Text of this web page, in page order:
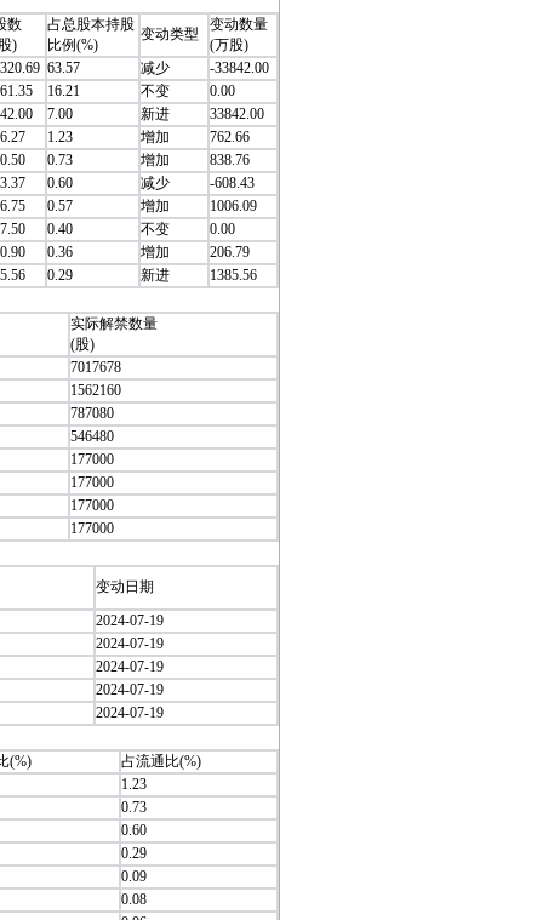
数
)
占总股本持股
比例(%)
变动类型
变动数量
(万股)
63.57 减少
-33842.00
16.21 不变
0.00
7.00 新进
33842.00
1.23 增加
762.66
0.73 增加
838.76
0.60 减少
-608.43
0.57 增加
1006.09
0.40 不变
0.00
0.36 增加
206.79
0.29 新进 1385.56
实际解禁数量
(股)
7017678
1562160
787080
546480
177000
177000
177000
177000
变动日期
2024-07-19
2024-07-19
2024-07-19
2024-07-19
2024-07-19
(%)
占流通比(%)
1.23
0.73
0.60
0.29
0.09
0.08